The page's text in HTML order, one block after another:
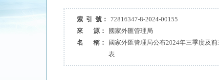
索 引 號：
72816347-8-2024-00155
來 源：
國家外匯管理局
名 稱：
國家外匯管理局公布2024年三季度及
表